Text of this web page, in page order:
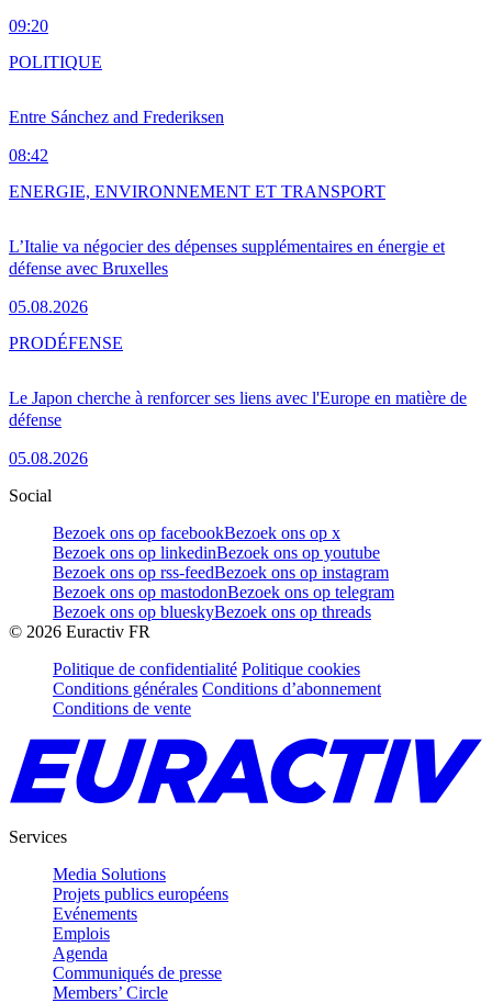
09:20
Entre Sánchez and Frederiksen
08:42
POLITIQUE
L’Italie va négocier des dépenses supplémentaires en énergie et
défense avec Bruxelles
05.08.2026
ENERGIE, ENVIRONNEMENT ET TRANSPORT
Le Japon cherche à renforcer ses liens avec l'Europe en matière de
défense
05.08.2026
PRODÉFENSE
Social
Bezoek ons op facebookBezoek ons op x
Bezoek ons op linkedinBezoek ons op youtube
Bezoek ons op rss-feedBezoek ons op instagram
Bezoek ons op mastodonBezoek ons op telegram
Bezoek ons op blueskyBezoek ons op threads
© 2026 Euractiv FR
Politique de confidentialité Politique cookies
Conditions générales Conditions d’abonnement
Conditions de vente
Services
Media Solutions
Projets publics européens
Evénements
Emplois
Agenda
Communiqués de presse
Members’ Circle